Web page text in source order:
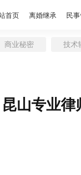
首页 离婚继承 民
商业秘密 技术
山专业律